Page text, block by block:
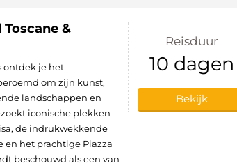
&
ontdek je het
om zijn kunst,
landschappen en
iconische plekken
de indrukwekkende
en het prachtige Piazza
beschouwd als een van
Reisduur
10 dagen
Bekijk